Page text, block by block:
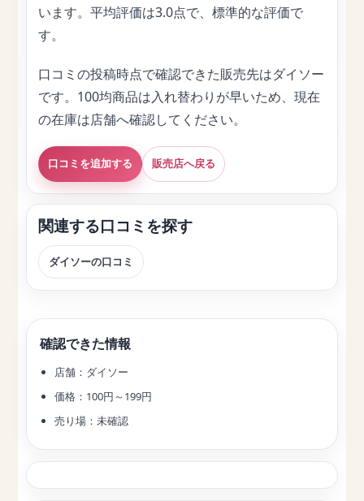
います。平均評価は3.0点で、標準的な評価で
す。
口コミの投稿時点で確認できた販売先はダイソー
です。100均商品は入れ替わりが早いため、現在
の在庫は店舗へ確認してください。
口コミを追加する 販売店へ戻る
関連する口コミを探す
ダイソーの口コミ
確認できた情報
店舗：ダイソー
価格：100円～199円
売り場：未確認